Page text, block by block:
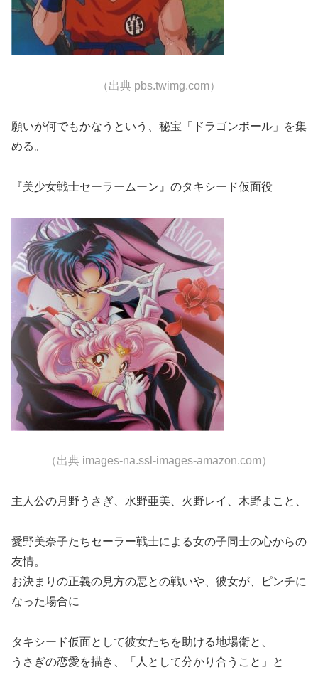
（出典 pbs.twimg.com）
願いが何でもかなうという、秘宝「ドラゴンボール」を集
める。
『美少女戦士セーラームーン』のタキシード仮面役
（出典 images-na.ssl-images-amazon.com）
主人公の月野うさぎ、水野亜美、火野レイ、木野まこと、
愛野美奈子たちセーラー戦士による女の子同士の心からの
友情。
お決まりの正義の見方の悪との戦いや、彼女が、ピンチに
なった場合に
タキシード仮面として彼女たちを助ける地場衛と、
うさぎの恋愛を描き、「人として分かり合うこと」と